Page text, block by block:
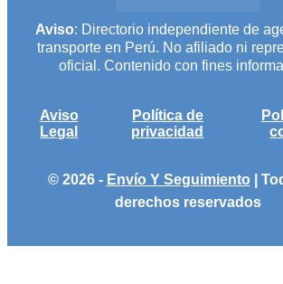
Aviso: Directorio independiente de
transporte en Perú. No afiliado ni
oficial. Contenido con fines
Aviso
Legal
Política de
privacidad
© 2026 - Envío Y Seguimiento |
derechos reservados